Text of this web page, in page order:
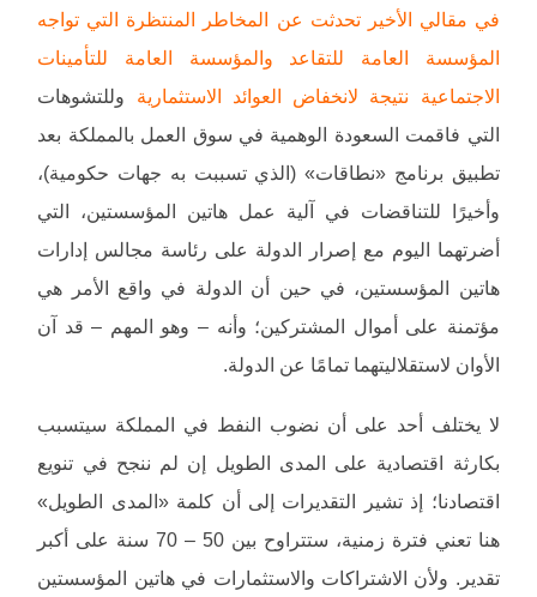
في مقالي الأخير تحدثت عن المخاطر المنتظرة التي تواجه
المؤسسة العامة للتقاعد والمؤسسة العامة للتأمينات
الاجتماعية نتيجة لانخفاض العوائد الاستثمارية وللتشوهات
التي فاقمت السعودة الوهمية في سوق العمل بالمملكة بعد
تطبيق برنامج «نطاقات» (الذي تسببت به جهات حكومية)،
وأخيرًا للتناقضات في آلية عمل هاتين المؤسستين، التي
أضرتهما اليوم مع إصرار الدولة على رئاسة مجالس إدارات
هاتين المؤسستين، في حين أن الدولة في واقع الأمر هي
مؤتمنة على أموال المشتركين؛ وأنه – وهو المهم – قد آن
الأوان لاستقلاليتهما تمامًا عن الدولة.
لا يختلف أحد على أن نضوب النفط في المملكة سيتسبب
بكارثة اقتصادية على المدى الطويل إن لم ننجح في تنويع
اقتصادنا؛ إذ تشير التقديرات إلى أن كلمة «المدى الطويل»
هنا تعني فترة زمنية، ستتراوح بين 50 – 70 سنة على أكبر
تقدير. ولأن الاشتراكات والاستثمارات في هاتين المؤسستين